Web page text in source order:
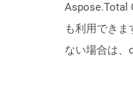
Aspose.Total
も利用できま
ない場合は、